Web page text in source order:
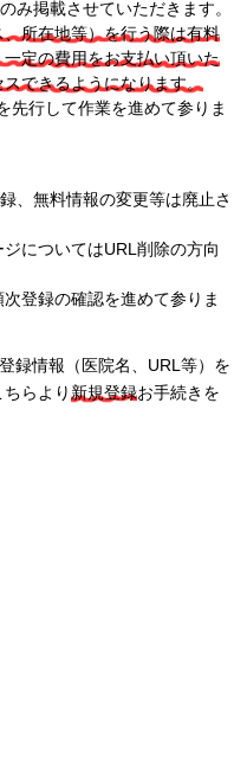
み掲載させていただきます。
所在地等）を行う際は有料
定の費用をお支払い頂いた
できるようになります。
先行して作業を進めて参りま
、無料情報の変更等は廃止さ
についてはURL削除の方向
登録の確認を進めて参りま
録情報（医院名、URL等）を
らより新規登録お手続きを